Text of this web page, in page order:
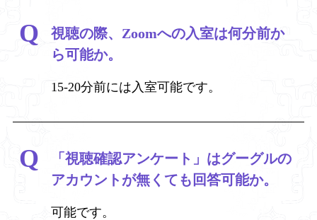
視聴の際、Zoomへの入室は何分前か
ら可能か。
15-20分前には入室可能です。
「視聴確認アンケート」はグーグルの
アカウントが無くても回答可能か。
可能です。